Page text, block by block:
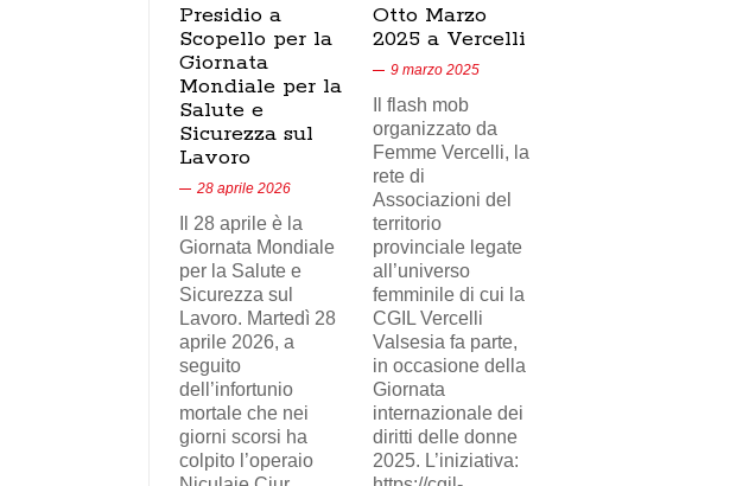
Presidio a
Scopello per la
Giornata
Mondiale per la
Salute e
Sicurezza sul
Lavoro
28 aprile 2026
Il 28 aprile è la
Giornata Mondiale
per la Salute e
Sicurezza sul
Lavoro. Martedì 28
aprile 2026, a
seguito
dell’infortunio
mortale che nei
giorni scorsi ha
colpito l’operaio
Otto Marzo
2025 a Vercelli
9 marzo 2025
Il flash mob
organizzato da
Femme Vercelli, la
rete di
Associazioni del
territorio
provinciale legate
all’universo
femminile di cui la
CGIL Vercelli
Valsesia fa parte,
in occasione della
Giornata
internazionale dei
diritti delle donne
2025. L’iniziativa: